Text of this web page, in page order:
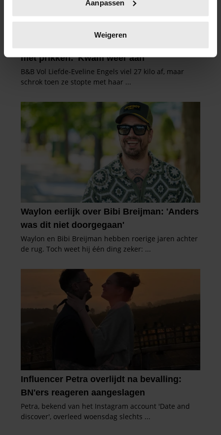
scannen op specifieke eigenschappen (fingerprinting)
verwerkt en stel uw voorkeuren in het
intrekken in de Cookieverklaring.
We gebruiken cookies om content en advertenties te
en om ons websiteverkeer te analyseren. Ook delen we
informatie over uw gebruik van onze site met onze
partners voor social media, adverteren en analyse. Deze
partners kunnen deze gegevens combineren met andere
informatie die u aan ze heeft verstrekt of die ze hebben
verzameld op basis van uw gebruik van hun services. U
gaat akkoord met onze cookies als u onze website blijft
Aanpassen
Weigeren